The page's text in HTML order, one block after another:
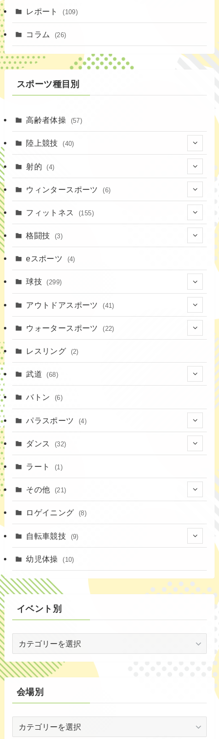
(4)
(1)
レポート (109)
コラム (26)
スポーツ種目別
高齢者体操 (57)
陸上競技 (40)
(2)
射的 (4)
(4)
ウィンタースポーツ (6)
(6)
フィットネス (155)
(16)
(37)
(18)
格闘技 (3)
(3)
eスポーツ (4)
球技 (299)
(20)
(14)
(16)
(12)
(11)
(3)
(14)
(4)
(20)
(19)
(1)
(5)
アウトドアスポーツ (41)
(4)
(8)
ウォータースポーツ (22)
(7)
(15)
レスリング (2)
武道 (68)
(23)
(16)
(6)
バトン (6)
パラスポーツ (4)
ダンス (32)
(3)
(2)
ラート (1)
その他 (21)
(4)
ロゲイニング (8)
自転車競技 (9)
幼児体操 (10)
イベント別
ン
ト
別
会場別